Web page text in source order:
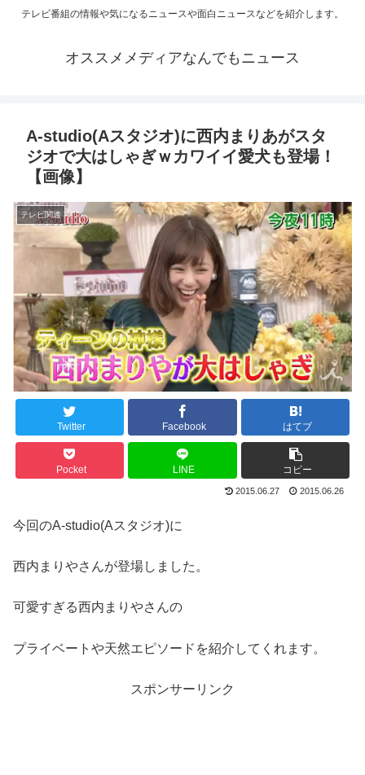
テレビ番組の情報や気になるニュースや面白ニュースなどを紹介します。
オススメメディアなんでもニュース
A-studio(Aスタジオ)に西内まりあがスタ
ジオで大はしゃぎｗカワイイ愛犬も登場！
【画像】
テレビ関連
Twitter Facebook はてブ
Pocket LINE コピー
2015.06.27 2015.06.26
今回のA-studio(Aスタジオ)に
西内まりやさんが登場しました。
可愛すぎる西内まりやさんの
プライベートや天然エピソードを紹介してくれます。
スポンサーリンク